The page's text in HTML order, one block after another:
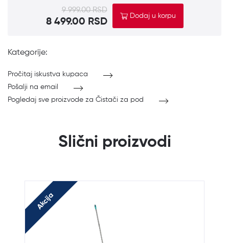
9 999.00 RSD
8 499.00 RSD
Dodaj u korpu
Kategorije:
Pročitaj iskustva kupaca
Pošalji na email
Pogledaj sve proizvode za Čistači za pod
Slični proizvodi
Akcija